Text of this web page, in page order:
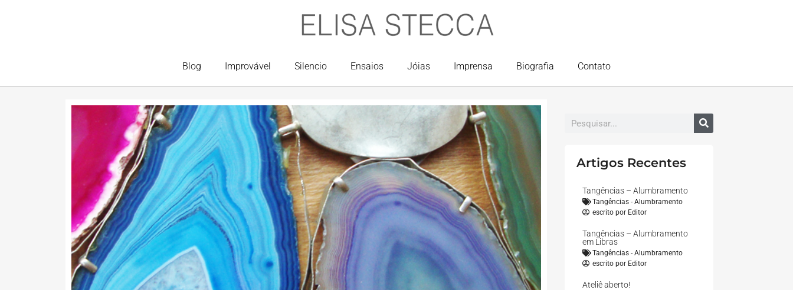
Blog Improvável Silencio Ensaios Jóias Imprensa Biografia Contato
Artigos Recentes
Tangências – Alumbramento
Tangências - Alumbramento
escrito porEditor
Tangências – Alumbramento
em Libras
Tangências - Alumbramento
escrito porEditor
Ateliê aberto!